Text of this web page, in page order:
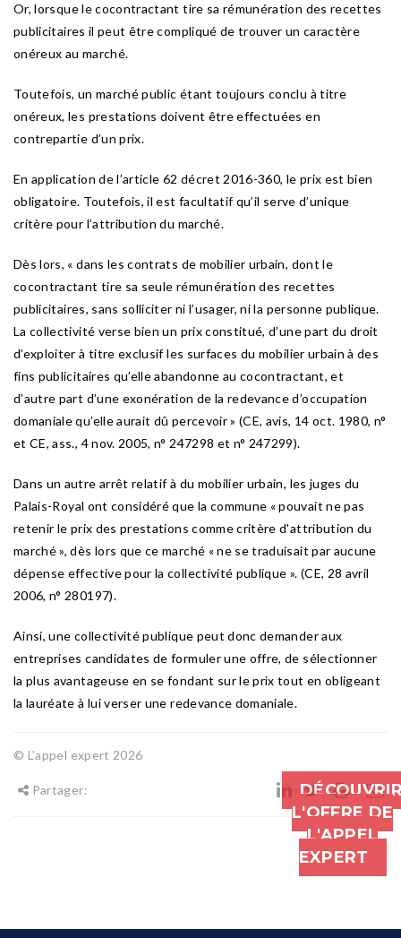
Or, lorsque le cocontractant tire sa rémunération des recettes
publicitaires il peut être compliqué de trouver un caractère
onéreux au marché.
Toutefois, un marché public étant toujours conclu à titre
onéreux, les prestations doivent être effectuées en
contrepartie d’un prix.
En application de l’article 62 décret 2016-360, le prix est bien
obligatoire. Toutefois, il est facultatif qu’il serve d’unique
critère pour l’attribution du marché.
Dès lors, « dans les contrats de mobilier urbain, dont le
cocontractant tire sa seule rémunération des recettes
publicitaires, sans solliciter ni l’usager, ni la personne publique.
La collectivité verse bien un prix constitué, d’une part du droit
d’exploiter à titre exclusif les surfaces du mobilier urbain à des
fins publicitaires qu’elle abandonne au cocontractant, et
d’autre part d’une exonération de la redevance d’occupation
domaniale qu’elle aurait dû percevoir » (CE, avis, 14 oct. 1980, n°
et CE, ass., 4 nov. 2005, n° 247298 et n° 247299).
Dans un autre arrêt relatif à du mobilier urbain, les juges du
Palais-Royal ont considéré que la commune « pouvait ne pas
retenir le prix des prestations comme critère d'attribution du
marché », dès lors que ce marché « ne se traduisait par aucune
dépense effective pour la collectivité publique ». (CE, 28 avril
2006, n° 280197).
Ainsi, une collectivité publique peut donc demander aux
entreprises candidates de formuler une offre, de sélectionner
la plus avantageuse en se fondant sur le prix tout en obligeant
la lauréate à lui verser une redevance domaniale.
© L'appel expert 2026
Partager:
L'OFFRE DE
L'APPEL
EXPERT